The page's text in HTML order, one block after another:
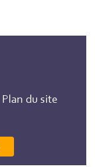
Plan du site